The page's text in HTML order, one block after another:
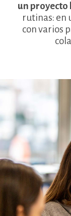
un
rutinas: en
con varios